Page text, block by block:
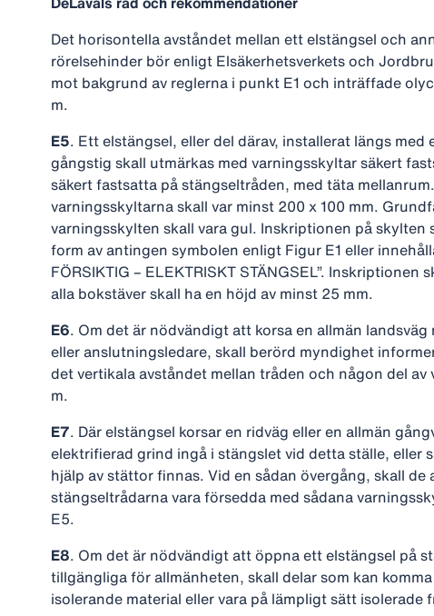
Det horisontella avståndet mellan ett elstängsel och
rörelsehinder bör enligt Elsäkerhetsverkets och
mot bakgrund av reglerna i punkt E1 och inträffade
m.
E5. Ett elstängsel, eller del därav, installerat längs med
gångstig skall utmärkas med varningsskyltar säkert
säkert fastsatta på stängseltråden, med täta
varningsskyltarna skall var minst 200 x 100 mm.
varningsskylten skall vara gul. Inskriptionen på skylten
form av antingen symbolen enligt Figur E1 eller
FÖRSIKTIG – ELEKTRISKT STÄNGSEL”. Inskriptionen
alla bokstäver skall ha en höjd av minst 25 mm.
E6. Om det är nödvändigt att korsa en allmän
eller anslutningsledare, skall berörd myndighet
det vertikala avståndet mellan tråden och någon del av
m.
E7. Där elstängsel korsar en ridväg eller en allmän
elektrifierad grind ingå i stängslet vid detta ställe, eller
hjälp av stättor finnas. Vid en sådan övergång, skall de
stängseltrådarna vara försedda med sådana
E5.
E8. Om det är nödvändigt att öppna ett elstängsel på
tillgängliga för allmänheten, skall delar som kan
isolerande material eller vara på lämpligt sätt isolerade